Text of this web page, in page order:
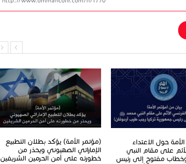
حول الاعتداء
على مقام النبي
مفتوح إلى رئيس
(مؤتمر الأمة) يؤكد بطلان التطبيع
الإماراتي الصهيوني ويحذر من
خطورته على أمن الحرمين الشريفين